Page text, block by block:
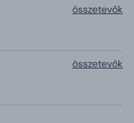
összetevők
összetevők